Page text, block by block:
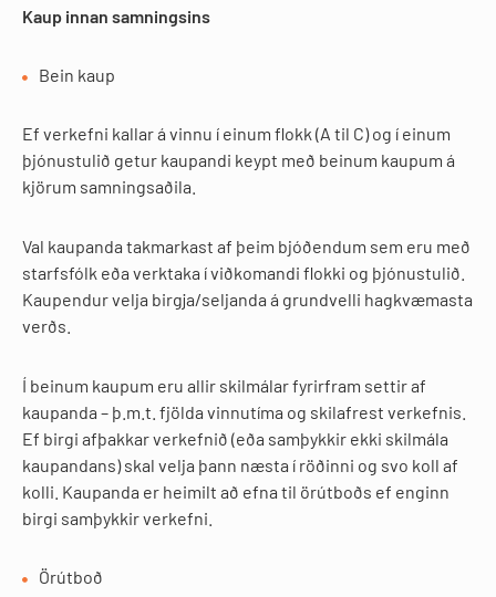
Kaup innan samningsins
Bein kaup
Ef verkefni kallar á vinnu í einum flokk (A til C) og í einum
þjónustulið getur kaupandi keypt með beinum kaupum á
kjörum samningsaðila.
Val kaupanda takmarkast af þeim bjóðendum sem eru með
starfsfólk eða verktaka í viðkomandi flokki og þjónustulið.
Kaupendur velja birgja/seljanda á grundvelli hagkvæmasta
verðs.
Í beinum kaupum eru allir skilmálar fyrirfram settir af
kaupanda – þ.m.t. fjölda vinnutíma og skilafrest verkefnis.
Ef birgi afþakkar verkefnið (eða samþykkir ekki skilmála
kaupandans) skal velja þann næsta í röðinni og svo koll af
kolli. Kaupanda er heimilt að efna til örútboðs ef enginn
birgi samþykkir verkefni.
Örútboð